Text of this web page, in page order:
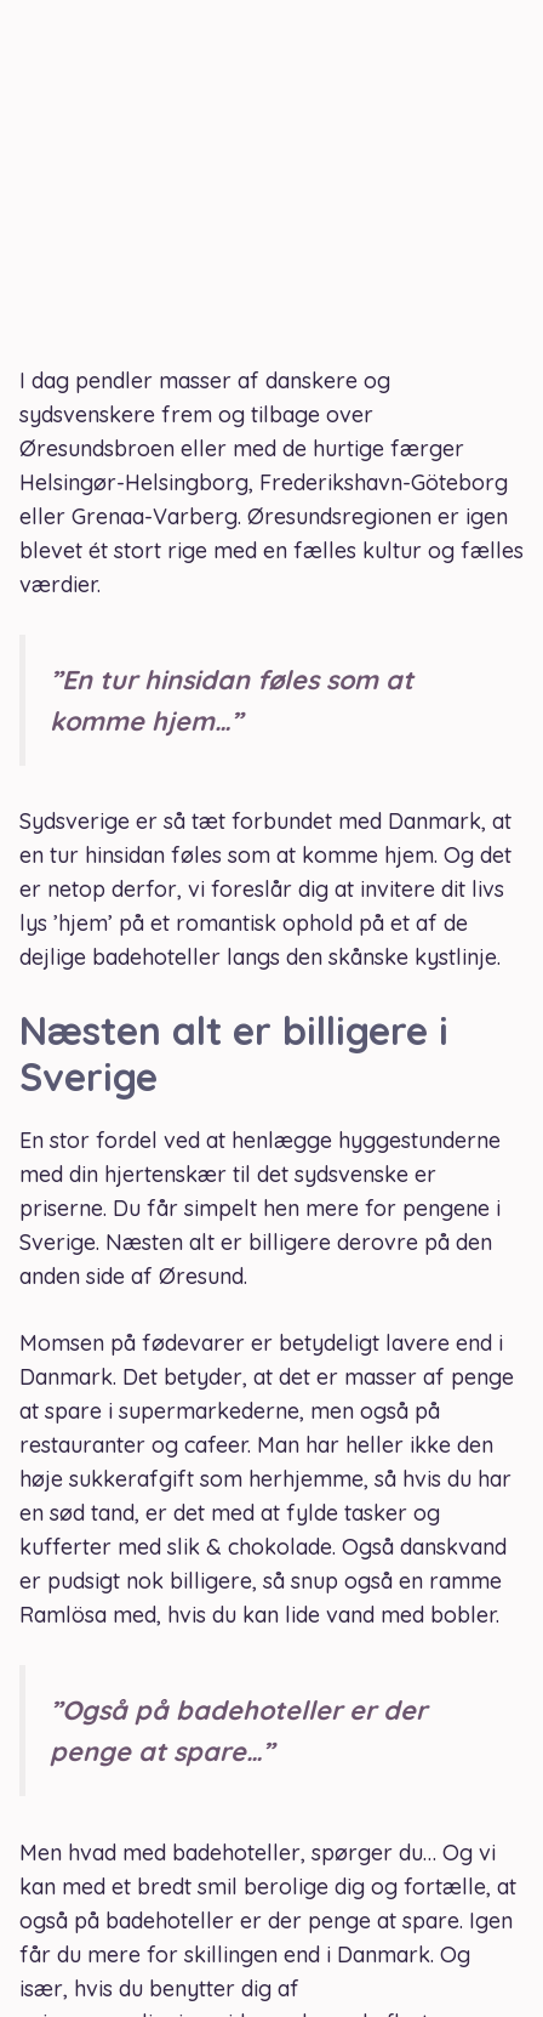
I dag pendler masser af danskere og
sydsvenskere frem og tilbage over
Øresundsbroen eller med de hurtige færger
Helsingør-Helsingborg, Frederikshavn-Göteborg
eller Grenaa-Varberg. Øresundsregionen er igen
blevet ét stort rige med en fælles kultur og fælles
værdier.
”En tur hinsidan føles som at
komme hjem…”
Sydsverige er så tæt forbundet med Danmark, at
en tur hinsidan føles som at komme hjem. Og det
er netop derfor, vi foreslår dig at invitere dit livs
lys ’hjem’ på et romantisk ophold på et af de
dejlige badehoteller langs den skånske kystlinje.
Næsten alt er billigere i
Sverige
En stor fordel ved at henlægge hyggestunderne
med din hjertenskær til det sydsvenske er
priserne. Du får simpelt hen mere for pengene i
Sverige. Næsten alt er billigere derovre på den
anden side af Øresund.
Momsen på fødevarer er betydeligt lavere end i
Danmark. Det betyder, at det er masser af penge
at spare i supermarkederne, men også på
restauranter og cafeer. Man har heller ikke den
høje sukkerafgift som herhjemme, så hvis du har
en sød tand, er det med at fylde tasker og
kufferter med slik & chokolade. Også danskvand
er pudsigt nok billigere, så snup også en ramme
Ramlösa med, hvis du kan lide vand med bobler.
”Også på badehoteller er der
penge at spare…”
Men hvad med badehoteller, spørger du… Og vi
kan med et bredt smil berolige dig og fortælle, at
også på badehoteller er der penge at spare. Igen
får du mere for skillingen end i Danmark. Og
især, hvis du benytter dig af